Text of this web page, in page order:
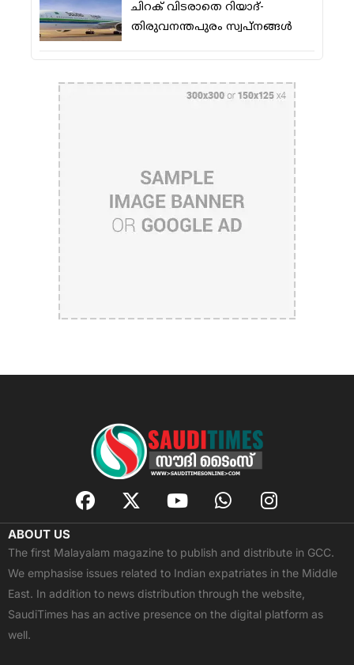
ചിറക് വിടരാതെ റിയാദ്-
തിരുവനന്തപുരം സ്വപ്നങ്ങള്‍
F
a
c
e
b
o
o
k
X
-
t
w
i
t
t
e
Y
o
u
t
u
b
e
W
h
a
t
s
a
p
p
I
n
s
t
a
g
r
a
ABOUT US
The first Malayalam magazine to publish and distribute in GCC.
We emphasise issues related to Indian expatriates in the Middle
East. In addition to news distribution through the website,
SaudiTimes has an active presence on the digital platform as
well.